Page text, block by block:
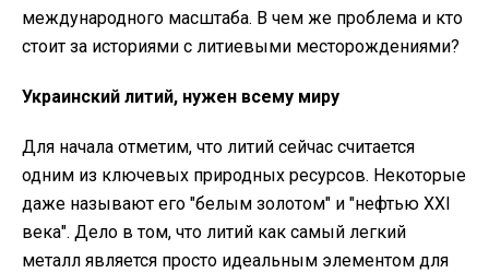
международного масштаба. В чем же проблема и кто
стоит за историями с литиевыми месторождениями?
Украинский литий, нужен всему миру
Для начала отметим, что литий сейчас считается
одним из ключевых природных ресурсов. Некоторые
даже называют его "белым золотом" и "нефтью ХХІ
века". Дело в том, что литий как самый легкий
металл является просто идеальным элементом для